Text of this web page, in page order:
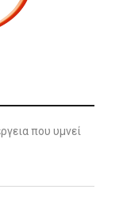
που υμνεί